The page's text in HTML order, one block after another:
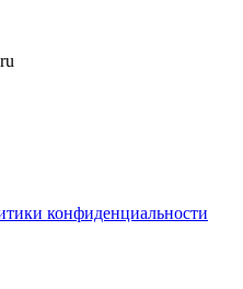
конфиденциальности